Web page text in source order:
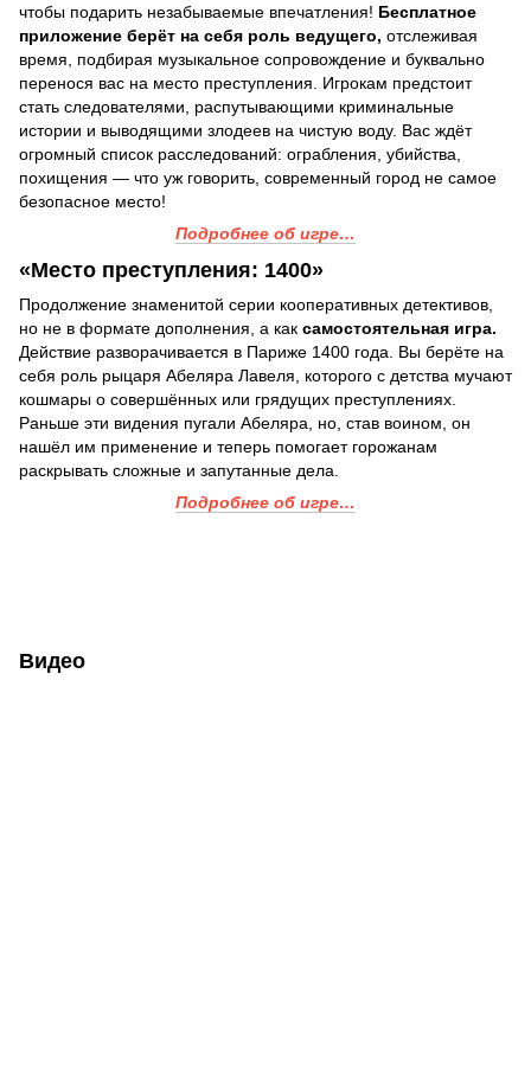
чтобы подарить незабываемые впечатления! Бесплатное
приложение берёт на себя роль ведущего, отслеживая
время, подбирая музыкальное сопровождение и буквально
перенося вас на место преступления. Игрокам предстоит
стать следователями, распутывающими криминальные
истории и выводящими злодеев на чистую воду. Вас ждёт
огромный список расследований: ограбления, убийства,
похищения — что уж говорить, современный город не самое
безопасное место!
Подробнее об игре…
«Место преступления: 1400»
Продолжение знаменитой серии кооперативных детективов,
но не в формате дополнения, а как самостоятельная игра.
Действие разворачивается в Париже 1400 года. Вы берёте на
себя роль рыцаря Абеляра Лавеля, которого с детства мучают
кошмары о совершённых или грядущих преступлениях.
Раньше эти видения пугали Абеляра, но, став воином, он
нашёл им применение и теперь помогает горожанам
раскрывать сложные и запутанные дела.
Подробнее об игре…
Видео